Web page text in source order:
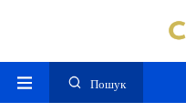
Пошук